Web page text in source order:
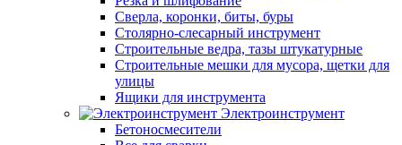
Сверла, коронки, биты, буры
Столярно-слесарный инструмент
Строительные ведра, тазы штукатурные
Строительные мешки для мусора, щетки для
улицы
Ящики для инструмента
Электроинструмент
Бетоносмесители